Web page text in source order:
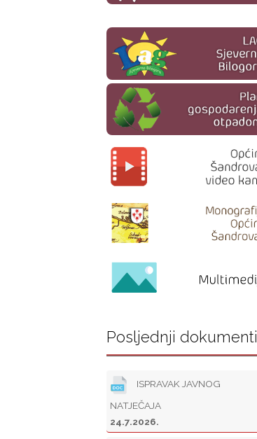
Posljednji dokumenti
ISPRAVAK JAVNOG
NATJEČAJA
24.7.2026.